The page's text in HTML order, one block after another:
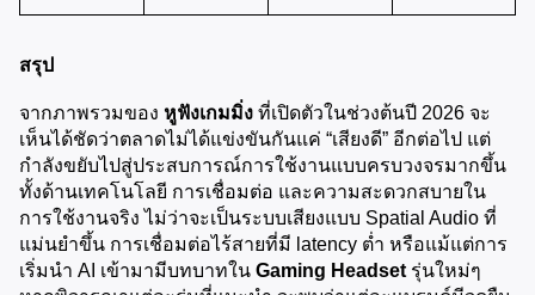
สรุป
จากภาพรวมของ หูฟังเกมมิ่ง ที่เปิดตัวในช่วงต้นปี 2026 จะ
เห็นได้ชัดว่าตลาดไม่ได้แข่งขันกันแค่ “เสียงดี” อีกต่อไป แต่
กำลังขยับไปสู่ประสบการณ์การใช้งานแบบครบวงจรมากขึ้น
ทั้งด้านเทคโนโลยี การเชื่อมต่อ และความสะดวกสบายใน
การใช้งานจริง ไม่ว่าจะเป็นระบบเสียงแบบ Spatial Audio ที่
แม่นยำขึ้น การเชื่อมต่อไร้สายที่มี latency ต่ำ หรือแม้แต่การ
เริ่มนำ AI เข้ามามีบทบาทใน Gaming Headset รุ่นใหม่ๆ